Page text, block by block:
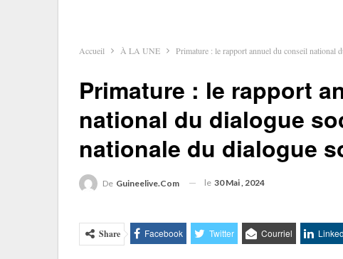
Accueil À LA UNE Primature : le rapport annuel du conseil national
Primature : le rapport
national du dialogue
nationale du dialogue
De Guineelive.com le 30 Mai , 2024
Share Facebook Twitter Courriel